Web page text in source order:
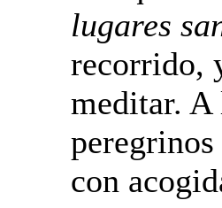
lugares
recorrido,
meditar. A
con